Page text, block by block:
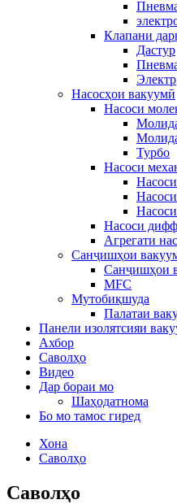
Клапани
Дастур
Электр
Насосҳои вакуумӣ
Насоси
Турбо
Насоси
Насоси
Агрегати
Санҷишҳои
Санҷишҳои
MFC
Мутобиқшуда
Палатаи
Панели изолятсияи
Ахбор
Саволҳо
Видео
Дар бораи мо
Шаҳодатнома
Бо мо тамос гиред
Хона
Саволҳо
Саволҳо